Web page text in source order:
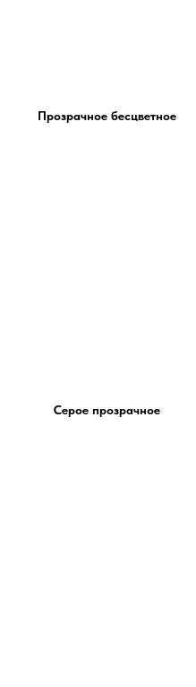
Прозрачное бесцветное
Серое прозрачное